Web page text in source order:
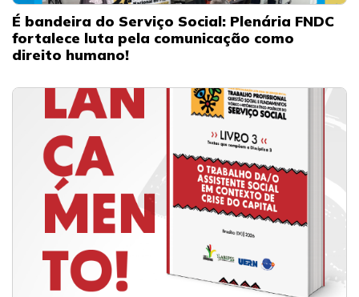
É bandeira do Serviço Social: Plenária FNDC
fortalece luta pela comunicação como
direito humano!